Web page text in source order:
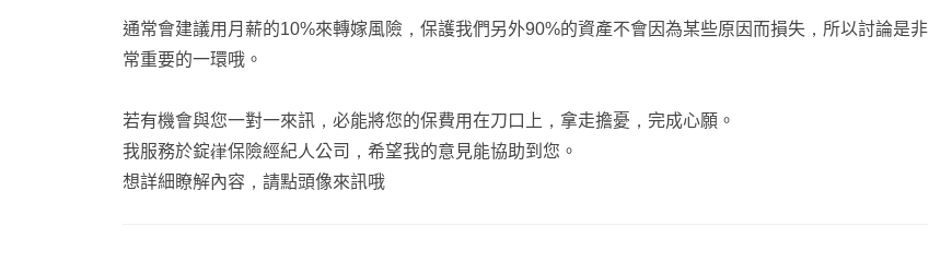
通常會建議用月薪的10%來轉嫁風險，保護我們另外90%的資產不會因為某些原因而損失，所以討論是非
常重要的一環哦。
若有機會與您一對一來訊，必能將您的保費用在刀口上，拿走擔憂，完成心願。
我服務於錠嵂保險經紀人公司，希望我的意見能協助到您。
想詳細瞭解內容，請點頭像來訊哦